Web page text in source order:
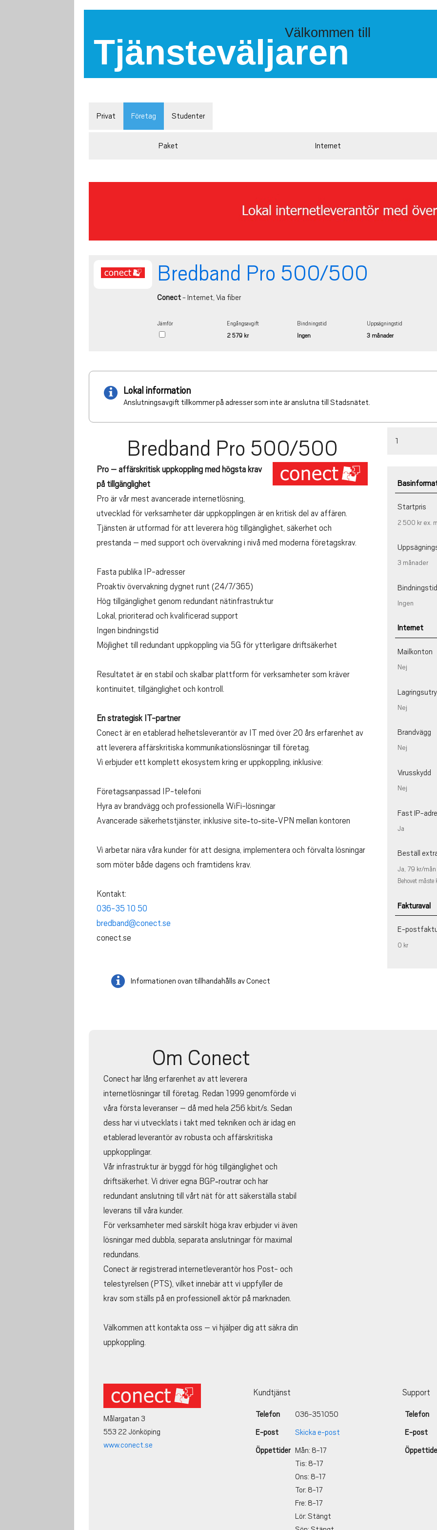
Välkommen till
Tjänsteväljaren
Privat Företag Studenter
Paket Internet
Bredband Pro 500/500
Conect- Internet, Via fiber
Jämför Engångsavgift
2 579 kr
Bindningstid
Ingen
Uppsägningstid
3 månader
Lokal information
Anslutningsavgift tillkommer på adresser som inte är anslutna till Stadsnätet.
Bredband Pro 500/500
Pro – affärskritisk uppkoppling med högsta krav
på tillgänglighet
Pro är vår mest avancerade internetlösning,
utvecklad för verksamheter där uppkopplingen är en kritisk del av affären.
Tjänsten är utformad för att leverera hög tillgänglighet, säkerhet och
prestanda – med support och övervakning i nivå med moderna företagskrav.
Fasta publika IP-adresser
Proaktiv övervakning dygnet runt (24/7/365)
Hög tillgänglighet genom redundant nätinfrastruktur
Lokal, prioriterad och kvalificerad support
Ingen bindningstid
Möjlighet till redundant uppkoppling via 5G för ytterligare driftsäkerhet
Resultatet är en stabil och skalbar plattform för verksamheter som kräver
kontinuitet, tillgänglighet och kontroll.
En strategisk IT-partner
Conect är en etablerad helhetsleverantör av IT med över 20 års erfarenhet av
att leverera affärskritiska kommunikationslösningar till företag.
Vi erbjuder ett komplett ekosystem kring er uppkoppling, inklusive:
Företagsanpassad IP-telefoni
Hyra av brandvägg och professionella WiFi-lösningar
Avancerade säkerhetstjänster, inklusive site‑to‑site‑VPN mellan kontoren
Vi arbetar nära våra kunder för att designa, implementera och förvalta lösningar
som möter både dagens och framtidens krav.
Kontakt:
036-35 10 50
bredband@conect.se
conect.se
Informationen ovan tillhandahålls av Conect
1
Startpris
2 500 kr ex.
3 månader
Bindningstid
Ingen
Internet
Mailkonton
Nej
Nej
Brandvägg
Nej
Virusskydd
Nej
Fast IP-
Ja
Beställ
Ja, 79 kr/mån
Behovet måste
Fakturaval
E-
0 kr
Om Conect
Conect har lång erfarenhet av att leverera
internetlösningar till företag. Redan 1999 genomförde vi
våra första leveranser – då med hela 256 kbit/s. Sedan
dess har vi utvecklats i takt med tekniken och är idag en
etablerad leverantör av robusta och affärskritiska
uppkopplingar.
Vår infrastruktur är byggd för hög tillgänglighet och
driftsäkerhet. Vi driver egna BGP‑routrar och har
redundant anslutning till vårt nät för att säkerställa stabil
leverans till våra kunder.
För verksamheter med särskilt höga krav erbjuder vi även
lösningar med dubbla, separata anslutningar för maximal
redundans.
Conect är registrerad internetleverantör hos Post- och
telestyrelsen (PTS), vilket innebär att vi uppfyller de
krav som ställs på en professionell aktör på marknaden.
Välkommen att kontakta oss – vi hjälper dig att säkra din
uppkoppling.
Målargatan 3
553 22 Jönköping
www.conect.se
Kundtjänst
Telefon 036-351050
E-post Skicka e-post
Öppettider Mån: 8-17
Tis: 8-17
Ons: 8-17
Tor: 8-17
Fre: 8-17
Lör: Stängt
Support
Telefon
E-post